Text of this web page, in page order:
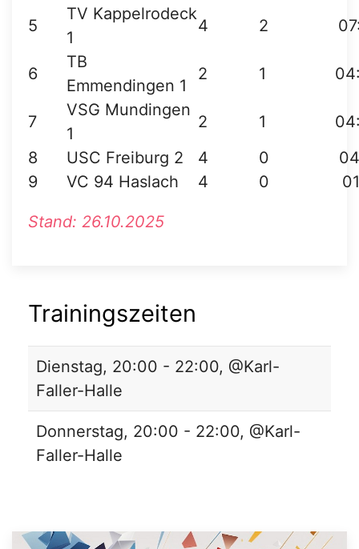
5
TV Kappelrodeck
1
4 2
6
TB
Emmendingen 1
2 1
7
VSG Mundingen
1
2 1
8
USC Freiburg 2 4 0
9
VC 94 Haslach 4 0
Stand: 26.10.2025
Trainingszeiten
Dienstag, 20:00 - 22:00, @Karl-
Faller-Halle
Donnerstag, 20:00 - 22:00, @Karl-
Faller-Halle